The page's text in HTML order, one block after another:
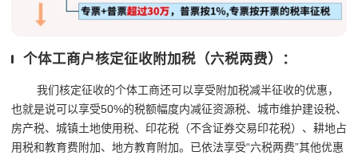
个体工商户核定征收附加税（六税两费）：
我们核定征收的个体工商还可以享受附加税减半征收的优惠，
也就是说可以享受50%的税额幅度内减征资源税、城市维护建设税、
房产税、城镇土地使用税、印花税（不含证券交易印花税）、耕地占
用税和教育费附加、地方教育附加。已依法享受“六税两费”其他优惠